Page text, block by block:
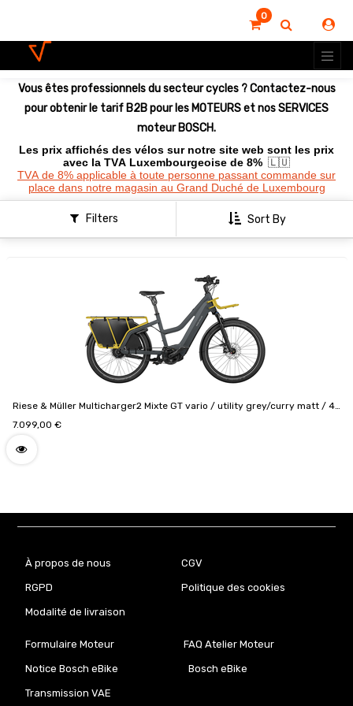
0
Vous êtes professionnels du secteur cycles ? Contactez-nous
pour obtenir le tarif B2B pour les MOTEURS et nos SERVICES
moteur BOSCH.
Les prix affichés des vélos sur notre site web sont les prix
avec la TVA Luxembourgeoise de 8% 🇱🇺
TVA de 8% applicable à toute personne passant commande sur
place dans notre magasin au Grand Duché de Luxembourg
Filters Sort By
options
Riese & Müller Multicharger2 Mixte GT vario / utility grey/curry matt / 47
cm / Cockpit Intuvia 100 / 750Wh / Porte-bagages avant Cargo / Option
Sacoches Cargo / Code de configuration
7.099,00 €
À propos de nous CGV
RGPD Politique des cookies
Modalité de livraison
Formulaire Moteur FAQ Atelier Moteur
Notice Bosch eBike Bosch eBike
Transmission VAE